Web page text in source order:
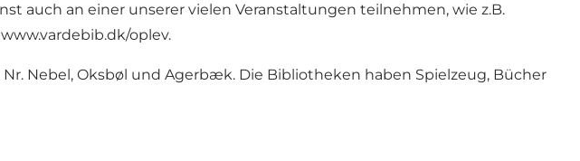
auch an einer unserer vielen Veranstaltungen teilnehmen, wie z.B.
oplev.
Nebel, Oksbøl und Agerbæk. Die Bibliotheken haben Spielzeug, Bücher